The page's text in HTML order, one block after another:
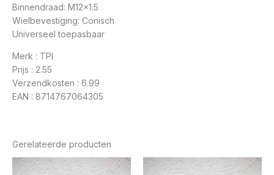
Binnendraad: M12x1.5
Wielbevestiging: Conisch
Universeel toepasbaar
Merk : TPI
Prijs : 2.55
Verzendkosten : 6.99
EAN : 8714767064305
Gerelateerde producten